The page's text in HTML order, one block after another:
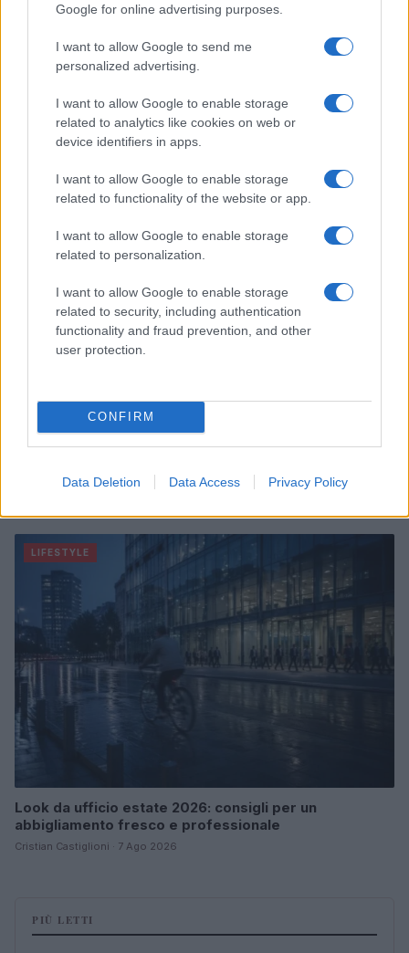
Google for online advertising purposes.
I want to allow Google to send me
personalized advertising.
I want to allow Google to enable storage
related to analytics like cookies on web or
device identifiers in apps.
I want to allow Google to enable storage
related to functionality of the website or app.
I want to allow Google to enable storage
related to personalization.
I want to allow Google to enable storage
related to security, including authentication
functionality and fraud prevention, and other
user protection.
CONFIRM
Data Deletion Data Access Privacy Policy
Mind-cooling in città: routine elegante da 10 minuti per
Beatrice Bonaventura · 7 Ago 2026
Rituali di energia femminile per autostima ed
equilibrio
LIFESTYLE
Look da ufficio estate 2026: consigli per un
abbigliamento fresco e professionale
Cristian Castiglioni · 7 Ago 2026
PIÙ LETTI